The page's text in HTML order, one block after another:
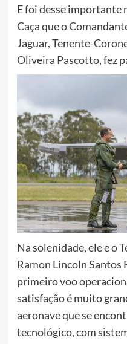
E foi desse importante
Caça que o
Jaguar, Tenente-
Oliveira Pascotto, fez
Na solenidade, ele e o
Ramon Lincoln Santos
primeiro voo
satisfação é muito
aeronave que se
tecnológico, com